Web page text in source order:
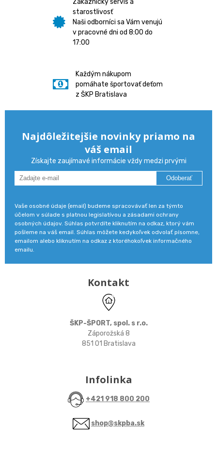
starostlivosť
Naši odborníci sa Vám venujú
v pracovné dni od 8:00 do
17:00
Každým nákupom
pomáhate športovať deťom
z ŠKP Bratislava
Najdôležitejšie novinky priamo na
váš email
Získajte zaujímavé informácie vždy medzi prvými
Odoberať
Vaše osobné údaje (email) budeme spracovávať len za týmto
účelom v súlade s platnou legislatívou a zásadami ochrany
osobných údajov. Súhlas potvrdíte kliknutím na odkaz, ktorý vám
pošleme na váš email. Súhlas môžete kedykoľvek odvolať písomne,
emailom alebo kliknutím na odkaz z ktoréhokoľvek informačného
emailu.
Kontakt
ŠKP-ŠPORT, spol. s r.o.
Záporožská 8
851 01 Bratislava
Infolinka
+421 918 800 200
shop@skpba.sk